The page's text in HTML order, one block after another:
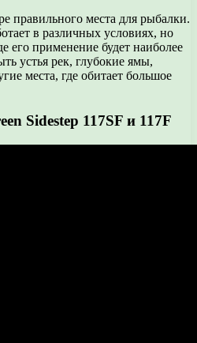
правильного места для рыбалки.
в различных условиях, но
его применение будет наиболее
устья рек, глубокие ямы,
места, где обитает большое
Sidestep 117SF и 117F